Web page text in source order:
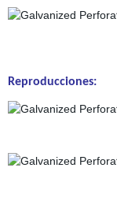
Reproducciones: